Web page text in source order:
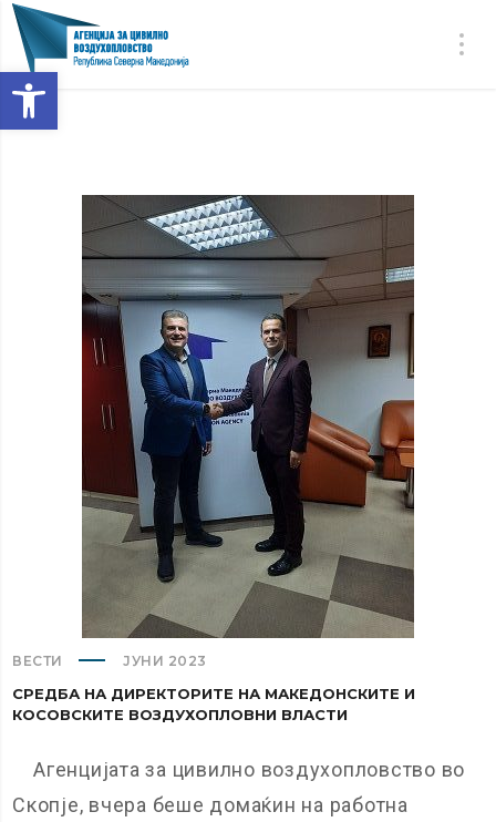
Open toolbar
ВЕСТИ ЈУНИ 2023
СРЕДБА НА ДИРЕКТОРИТЕ НА МАКЕДОНСКИТЕ И
КОСОВСКИТЕ ВОЗДУХОПЛОВНИ ВЛАСТИ
Агенцијата за цивилно воздухопловство во
Скопје, вчера беше домаќин на работна